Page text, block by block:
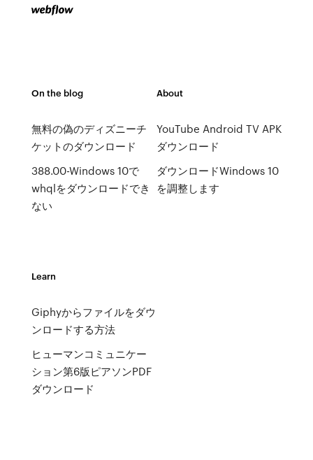
On the blog
無料の偽のディズニーチ
ケットのダウンロード
388.00-Windows 10で
whqlをダウンロードでき
ない
About
YouTube Android TV APK
ダウンロード
ダウンロードWindows 10
を調整します
Learn
Giphyからファイルをダウ
ンロードする方法
ヒューマンコミュニケー
ション第6版ピアソンPDF
ダウンロード